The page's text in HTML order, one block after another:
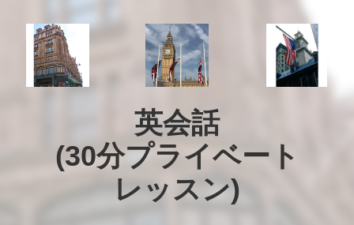
英会話
(30分プライベート
レッスン)